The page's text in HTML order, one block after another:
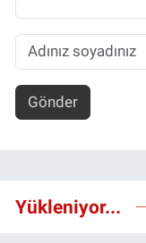
Gönder
Yükleniyor...